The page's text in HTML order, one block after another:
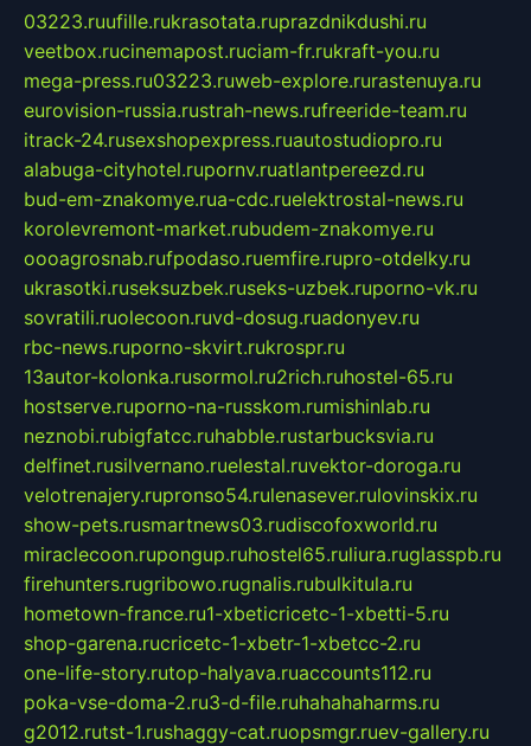
03223.ruufille.rukrasotata.ruprazdnikdushi.ru
veetbox.rucinemapost.ruciam-fr.rukraft-you.ru
mega-press.ru03223.ruweb-explore.rurastenuya.ru
eurovision-russia.rustrah-news.rufreeride-team.ru
itrack-24.rusexshopexpress.ruautostudiopro.ru
alabuga-cityhotel.rupornv.ruatlantpereezd.ru
bud-em-znakomye.rua-cdc.ruelektrostal-news.ru
korolevremont-market.rubudem-znakomye.ru
oooagrosnab.rufpodaso.ruemfire.rupro-otdelky.ru
ukrasotki.ruseksuzbek.ruseks-uzbek.ruporno-vk.ru
sovratili.ruolecoon.ruvd-dosug.ruadonyev.ru
rbc-news.ruporno-skvirt.rukrospr.ru
13autor-kolonka.rusormol.ru2rich.ruhostel-65.ru
hostserve.ruporno-na-russkom.rumishinlab.ru
neznobi.rubigfatcc.ruhabble.rustarbucksvia.ru
delfinet.rusilvernano.ruelestal.ruvektor-doroga.ru
velotrenajery.rupronso54.rulenasever.rulovinskix.ru
show-pets.rusmartnews03.rudiscofoxworld.ru
miraclecoon.rupongup.ruhostel65.ruliura.ruglasspb.ru
firehunters.rugribowo.rugnalis.rubulkitula.ru
hometown-france.ru1-xbeticricetc-1-xbetti-5.ru
shop-garena.rucricetc-1-xbetr-1-xbetcc-2.ru
one-life-story.rutop-halyava.ruaccounts112.ru
poka-vse-doma-2.ru3-d-file.ruhahahaharms.ru
g2012.rutst-1.rushaggy-cat.ruopsmgr.ruev-gallery.ru